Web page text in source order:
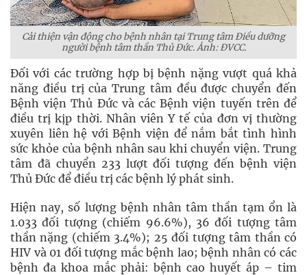
Cải thiện vận động cho bệnh nhân tại Trung tâm Điều dưỡng
người bệnh tâm thần Thủ Đức. Ảnh: ĐVCC.
Đối với các trường hợp bị bệnh nặng vượt quá khả
năng điều trị của Trung tâm đều được chuyển đến
Bệnh viện Thủ Đức và các Bệnh viện tuyến trên để
điều trị kịp thời. Nhân viên Y tế của đơn vị thường
xuyên liên hệ với Bệnh viện để nắm bắt tình hình
sức khỏe của bệnh nhân sau khi chuyển viện. Trung
tâm đã chuyển 233 lượt đối tượng đến bệnh viện
Thủ Đức để điều trị các bệnh lý phát sinh.
Hiện nay, số lượng bệnh nhân tâm thần tạm ổn là
1.033 đối tượng (chiếm 96.6%), 36 đối tượng tâm
thần nặng (chiếm 3.4%); 25 đối tượng tâm thần có
HIV và 01 đối tượng mắc bệnh lao; bệnh nhân có các
bệnh đa khoa mắc phải: bệnh cao huyết áp – tim